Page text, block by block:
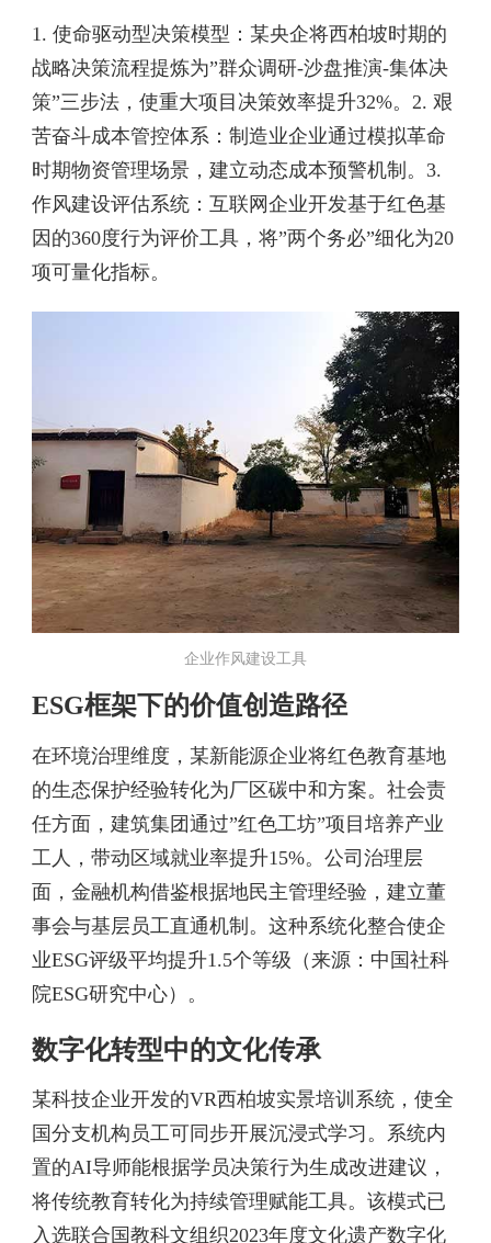
1. 使命驱动型决策模型：某央企将西柏坡时期的
战略决策流程提炼为”群众调研-沙盘推演-集体决
策”三步法，使重大项目决策效率提升32%。2. 艰
苦奋斗成本管控体系：制造业企业通过模拟革命
时期物资管理场景，建立动态成本预警机制。3.
作风建设评估系统：互联网企业开发基于红色基
因的360度行为评价工具，将”两个务必”细化为20
项可量化指标。
企业作风建设工具
ESG框架下的价值创造路径
在环境治理维度，某新能源企业将红色教育基地
的生态保护经验转化为厂区碳中和方案。社会责
任方面，建筑集团通过”红色工坊”项目培养产业
工人，带动区域就业率提升15%。公司治理层
面，金融机构借鉴根据地民主管理经验，建立董
事会与基层员工直通机制。这种系统化整合使企
业ESG评级平均提升1.5个等级（来源：中国社科
院ESG研究中心）。
数字化转型中的文化传承
某科技企业开发的VR西柏坡实景培训系统，使全
国分支机构员工可同步开展沉浸式学习。系统内
置的AI导师能根据学员决策行为生成改进建议，
将传统教育转化为持续管理赋能工具。该模式已
入选联合国教科文组织2023年度文化遗产数字化